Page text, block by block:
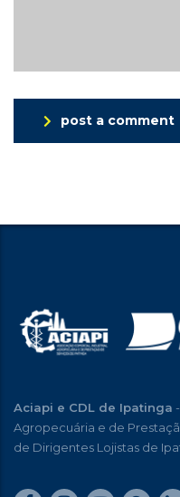
post a comment
Aciapi e CDL de Ipatinga
Agropecuária e de
de Dirigentes Lojistas de